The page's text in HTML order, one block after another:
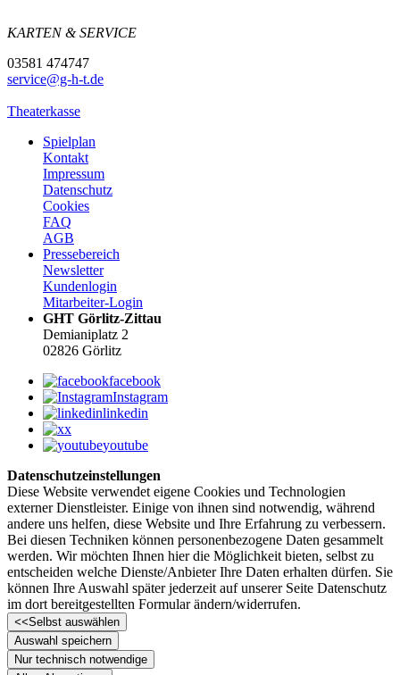
KARTEN & SERVICE
03581 474747
service@g-h-t.de
Theaterkasse
Spielplan
Kontakt
Impressum
Datenschutz
Cookies
FAQ
AGB
Pressebereich
Newsletter
Kundenlogin
Mitarbeiter-Login
GHT Görlitz-Zittau
Demianiplatz 2
02826 Görlitz
facebook
Instagram
linkedin
x
youtube
Datenschutzeinstellungen
Diese Website verwendet eigene Cookies und Technologien
externer Dienstleister. Einige von ihnen sind notwendig, während
andere uns helfen, diese Website und Ihre Erfahrung zu verbessern.
Bei diesen Techniken können personenbezogene Daten gesammelt
werden. Wir möchten Ihnen hier die Möglichkeit bieten, selbst zu
entscheiden welche Dienste/­­Anbieter Ihre Daten erhalten dürfen. Sie
können Ihre Auswahl später jederzeit auf unserer Seite Datenschutz
im dort bereitgestellten Formular ändern/­­widerrufen.
<<Selbst auswählen
Auswahl speichern
Nur technisch notwendige